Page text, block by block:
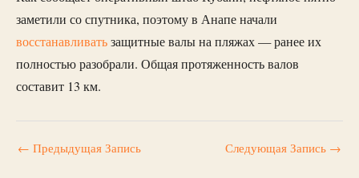
заметили со спутника, поэтому в Анапе начали
восстанавливатьзащитные валы на пляжах — ранее их
полностью разобрали. Общая протяженность валов
составит 13 км.
← Предыдущая Запись Следующая Запись →